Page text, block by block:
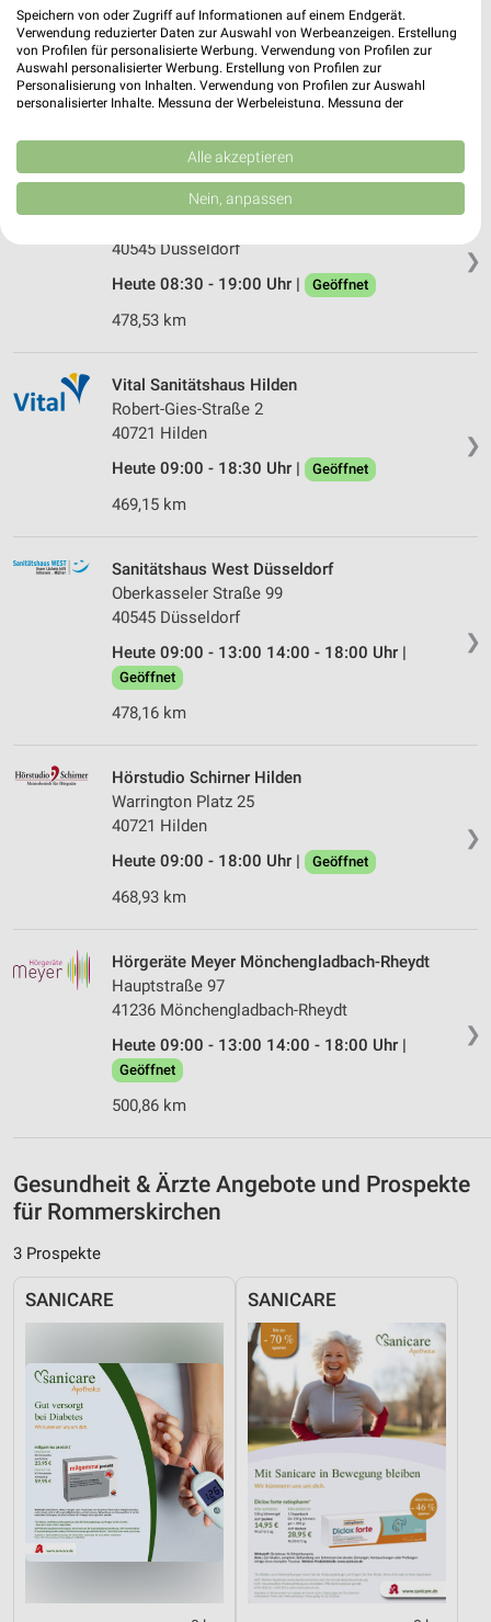
St. Remigius Krankenhaus Opladen Leverkusen
An St. Remigius 26
51379 Leverkusen
468,62 km
❯
easyApotheke Luegallee Düsseldorf
40545 Düsseldorf
Heute 08:30 - 19:00 Uhr |
Geöffnet
478,53 km
❯
Vital Sanitätshaus Hilden
Robert-Gies-Straße 2
40721 Hilden
Heute 09:00 - 18:30 Uhr |
Geöffnet
469,15 km
❯
Sanitätshaus West Düsseldorf
Oberkasseler Straße 99
40545 Düsseldorf
Heute 09:00 - 13:00 14:00 - 18:00 Uhr |
Geöffnet
478,16 km
❯
Hörstudio Schirner Hilden
Warrington Platz 25
40721 Hilden
Heute 09:00 - 18:00 Uhr |
Geöffnet
468,93 km
❯
Hörgeräte Meyer Mönchengladbach-Rheydt
Hauptstraße 97
41236 Mönchengladbach-Rheydt
Heute 09:00 - 13:00 14:00 - 18:00 Uhr |
Geöffnet
500,86 km
Gesundheit & Ärzte Angebote und Prospekte
für Rommerskirchen
3 Prospekte
SANICARE SANICARE
Speichern von oder Zugriff auf Informationen auf einem Endgerät.
Verwendung reduzierter Daten zur Auswahl von Werbeanzeigen. Erstellung
von Profilen für personalisierte Werbung. Verwendung von Profilen zur
Auswahl personalisierter Werbung. Erstellung von Profilen zur
Personalisierung von Inhalten. Verwendung von Profilen zur Auswahl
personalisierter Inhalte. Messung der Werbeleistung. Messung der
Kombinationen von Daten aus verschiedenen Quellen. Entwicklung und
Verbesserung der Angebote. Verwendung reduzierter Daten zur Auswahl
von Inhalten.
Daten können außerhalb der Europäischen Union weitergegeben und in die
Website/App.
Partnerliste anzeigen (1 IAB-Anbieter)
IAB-Verarbeitungszwecke:
auf einem Endgerät
Verwendung reduzierter Daten zur Auswahl von
Erstellung von Profilen für personalisierte
Verwendung von Profilen zur Auswahl
personalisierter Werbung
Erstellung von Profilen zur Personalisierung
Verwendung von Profilen zur Auswahl
personalisierter Inhalte
Messung der Performance von Inhalten
Kombinationen von Daten aus verschiedenen
Verwendung reduzierter Daten zur Auswahl von
Inhalten
IAB-Besonderheiten:
Verwendung genauer Standortdaten
Geräte anhand von aktiv angeforderten
Informationen identifizieren
Notwendig
Werbung
Alle akzeptieren
Nein, anpassen